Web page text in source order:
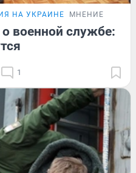
НА УКРАИНЕ МНЕНИЕ
военной службе:
1